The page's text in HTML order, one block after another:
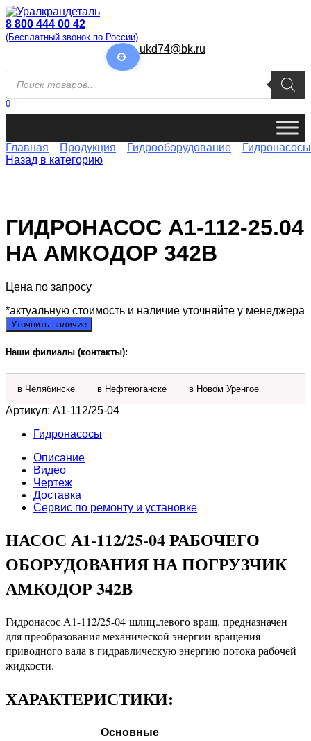
Перейти
к
содержанию
8 800 444 00 42
(Бесплатный звонок по России)
ukd74@bk.ru
Поиск
товаров
0
Главная Продукция Гидрооборудование
Гидронасосы
Назад в категорию
ГИДРОНАСОС А1-112-25.04
НА АМКОДОР 342В
Цена по запросу
*актуальную стоимость и наличие уточняйте у менеджера
Уточнить наличие
Наши филиалы (контакты):
в Челябинске в Нефтеюганске в Новом Уренгое
Артикул: А1-112/25-04
Гидронасосы
Описание
Видео
Чертеж
Доставка
Сервис по ремонту и установке
НАСОС А1-112/25-04 РАБОЧЕГО
ОБОРУДОВАНИЯ НА ПОГРУЗЧИК
АМКОДОР 342В
Гидронасос А1-112/25-04 шлиц.левого вращ. предназначен
для преобразования механической энергии вращения
приводного вала в гидравлическую энергию потока рабочей
жидкости.
ХАРАКТЕРИСТИКИ:
Основные